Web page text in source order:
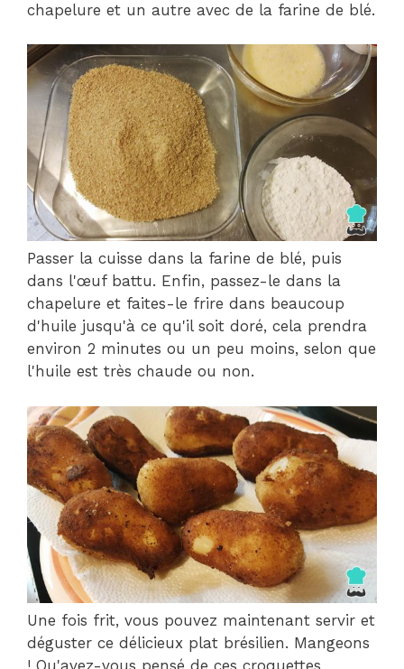
chapelure et un autre avec de la farine de blé.
Passer la cuisse dans la farine de blé, puis
dans l'œuf battu. Enfin, passez-le dans la
chapelure et faites-le frire dans beaucoup
d'huile jusqu'à ce qu'il soit doré, cela prendra
environ 2 minutes ou un peu moins, selon que
l'huile est très chaude ou non.
Une fois frit, vous pouvez maintenant servir et
déguster ce délicieux plat brésilien. Mangeons
! Qu'avez-vous pensé de ces croquettes